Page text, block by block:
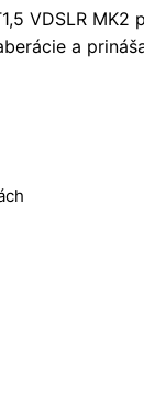
VDSLR
a